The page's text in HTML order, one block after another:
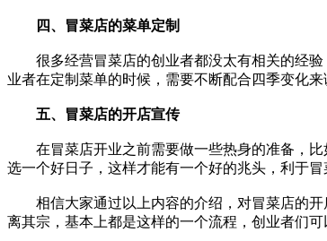
四、冒菜店的菜单定制
很多经营冒菜店的创业者都没太有相关的经验
业者在定制菜单的时候，需要不断配合四季变化
五、冒菜店的开店宣传
在冒菜店开业之前需要做一些热身的准备，比
选一个好日子，这样才能有一个好的兆头，利于冒
相信大家通过以上内容的介绍，对冒菜店的开
离其宗，基本上都是这样的一个流程，创业者们可